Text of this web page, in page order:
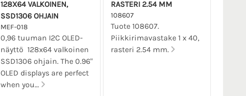
128X64 VALKOINEN,
SSD1306 OHJAIN
MEF-018
0,96 tuuman I2C OLED-
näyttö 128x64 valkoinen
SSD1306 ohjain. The 0.96"
OLED displays are perfect
when you...
RASTERI 2.54 MM
108607
Tuote 108607.
Piikkirimavastake 1 x 40,
rasteri 2.54 mm.